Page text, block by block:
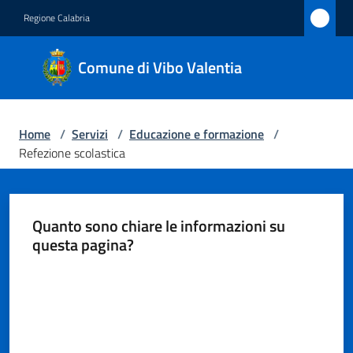
Regione Calabria
Comune di Vibo Valentia
Comune
di Vibo
Valentia
Amministrazione
Servizi
Home / Servizi / Educazione e formazione /
Refezione scolastica
Quanto sono chiare le informazioni su
questa pagina?